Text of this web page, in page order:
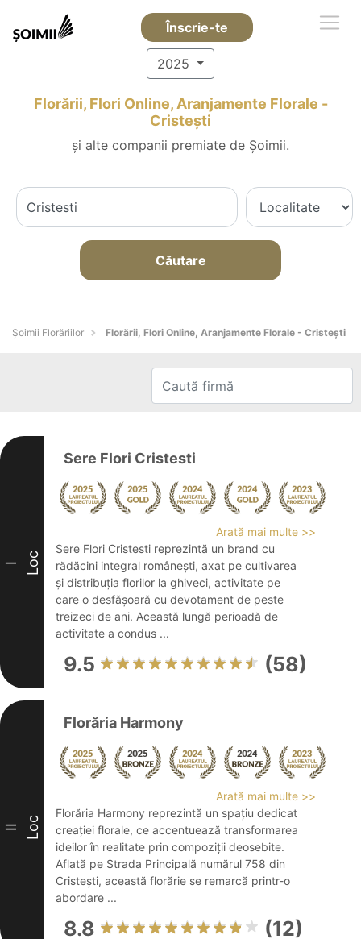
Înscrie-te
2025
Florării, Flori Online, Aranjamente Florale -
Cristeşti
și alte companii premiate de Șoimii.
Căutare
Șoimii Florăriilor Florării, Flori Online, Aranjamente Florale - Cristeşti
I Loc
Sere Flori Cristesti
Arată mai multe >>
Sere Flori Cristesti reprezintă un brand cu
rădăcini integral românești, axat pe cultivarea
și distribuția florilor la ghiveci, activitate pe
care o desfășoară cu devotament de peste
treizeci de ani. Această lungă perioadă de
activitate a condus ...
9.5 (58)
II Loc
Florăria Harmony
Arată mai multe >>
Florăria Harmony reprezintă un spațiu dedicat
creației florale, ce accentuează transformarea
ideilor în realitate prin compoziții deosebite.
Aflată pe Strada Principală numărul 758 din
Cristești, această florărie se remarcă printr-o
abordare ...
8.8 (12)